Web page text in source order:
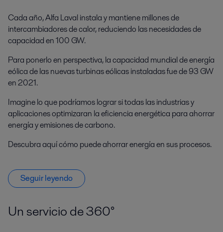
Cada año, Alfa Laval instala y mantiene millones de
intercambiadores de calor, reduciendo las necesidades de
capacidad en 100 GW.
Para ponerlo en perspectiva, la capacidad mundial de energía
eólica de las nuevas turbinas eólicas instaladas fue de 93 GW
en 2021.
Imagine lo que podríamos lograr si todas las industrias y
aplicaciones optimizaran la eficiencia energética para ahorrar
energía y emisiones de carbono.
Descubra aquí cómo puede ahorrar energía en sus procesos.
Seguir leyendo
Un servicio de 360°